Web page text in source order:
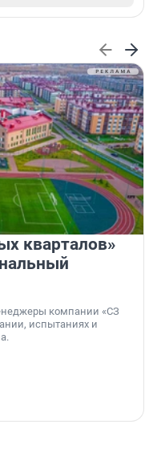
кварталов»
компании «СЗ
испытаниях и